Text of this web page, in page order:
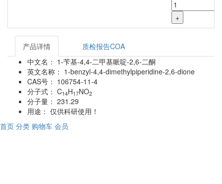
+
产品详情
质检报告COA
中文名： 1-苄基-4,4-二甲基哌啶-2,6-二酮
英文名称： 1-benzyl-4,4-dimethylpiperidine-2,6-dione
CAS号： 106754-11-4
分子式： C14H17NO2
分子量： 231.29
用途： 仅供科研使用！
首页 分类 购物车 会员